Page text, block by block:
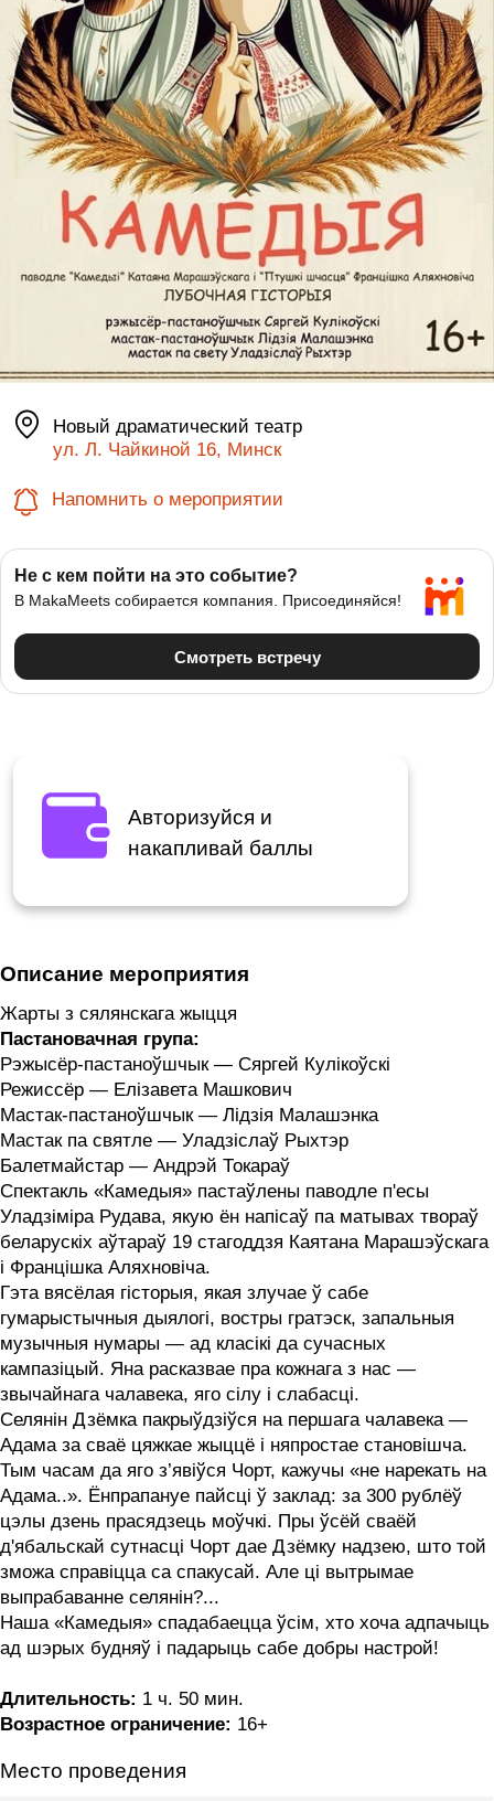
Новый драматический театр
ул. Л. Чайкиной 16, Минск
Напомнить о мероприятии
Авторизуйся и
накапливай баллы
Описание мероприятия
Жарты з сялянскага жыцця
Пастановачная група:
Рэжысёр-пастаноўшчык — Сяргей Кулікоўскі
Режиссёр — Елізавета Машкович
Мастак-пастаноўшчык — Лідзія Малашэнка
Мастак па святле — Уладзіслаў Рыхтэр
Балетмайстар — Андрэй Токараў
Спектакль «‎Камедыя» пастаўлены паводле п'есы
Уладзіміра Рудава, якую ён напісаў па матывах твораў
беларускіх аўтараў 19 стагоддзя Каятана Марашэўскага
і Францішка Аляхновіча.
Гэта вясёлая гісторыя, якая злучае ў сабе
гумарыстычныя дыялогі, востры гратэск, запальныя
музычныя нумары — ад класікі да сучасных
кампазіцый. Яна расказвае пра кожнага з нас —
звычайнага чалавека, яго сілу і слабасці.
Селянін Дзёмка пакрыўдзіўся на першага чалавека —
Адама за сваё цяжкае жыццё і няпростае становішча.
Тым часам да яго з’явіўся Чорт, кажучы «не нарекать на
Адама..». Ёнпрапануе пайсці ў заклад: за 300 рублёў
цэлы дзень прасядзець моўчкі. Пры ўсёй сваёй
д'ябальскай сутнасці Чорт дае Дзёмку надзею, што той
зможа справіцца са спакусай. Але ці вытрымае
выпрабаванне селянін?...
Наша «‎Камедыя» спадабаецца ўсім, хто хоча адпачыць
ад шэрых будняў і падарыць сабе добры настрой!
Длительность: 1 ч. 50 мин.
Возрастное ограничение: 16+
Место проведения